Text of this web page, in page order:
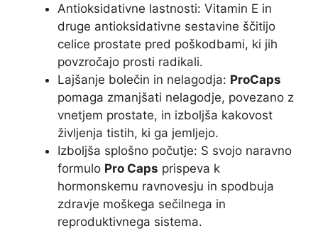
Antioksidativne lastnosti: Vitamin E in
druge antioksidativne sestavine ščitijo
celice prostate pred poškodbami, ki jih
povzročajo prosti radikali.
Lajšanje bolečin in nelagodja: ProCaps
pomaga zmanjšati nelagodje, povezano z
vnetjem prostate, in izboljša kakovost
življenja tistih, ki ga jemljejo.
Izboljša splošno počutje: S svojo naravno
formulo Pro Caps prispeva k
hormonskemu ravnovesju in spodbuja
zdravje moškega sečilnega in
reproduktivnega sistema.